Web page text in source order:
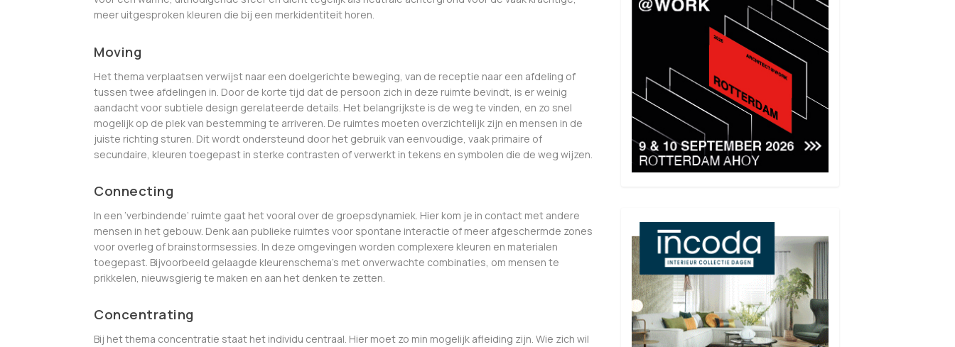
meer uitgesproken kleuren die bij een merkidentiteit horen.
Moving
Het thema verplaatsen verwijst naar een doelgerichte beweging, van de receptie naar een afdeling of
tussen twee afdelingen in. Door de korte tijd dat de persoon zich in deze ruimte bevindt, is er weinig
aandacht voor subtiele design gerelateerde details. Het belangrijkste is de weg te vinden, en zo snel
mogelijk op de plek van bestemming te arriveren. De ruimtes moeten overzichtelijk zijn en mensen in de
juiste richting sturen. Dit wordt ondersteund door het gebruik van eenvoudige, vaak primaire of
secundaire, kleuren toegepast in sterke contrasten of verwerkt in tekens en symbolen die de weg wijzen.
Connecting
In een ‘verbindende’ ruimte gaat het vooral over de groepsdynamiek. Hier kom je in contact met andere
mensen in het gebouw. Denk aan publieke ruimtes voor spontane interactie of meer afgeschermde zones
voor overleg of brainstormsessies. In deze omgevingen worden complexere kleuren en materialen
toegepast. Bijvoorbeeld gelaagde kleurenschema’s met onverwachte combinaties, om mensen te
prikkelen, nieuwsgierig te maken en aan het denken te zetten.
Concentrating
Bij het thema concentratie staat het individu centraal. Hier moet zo min mogelijk afleiding zijn. Wie zich wil